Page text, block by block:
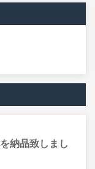
納品致しまし